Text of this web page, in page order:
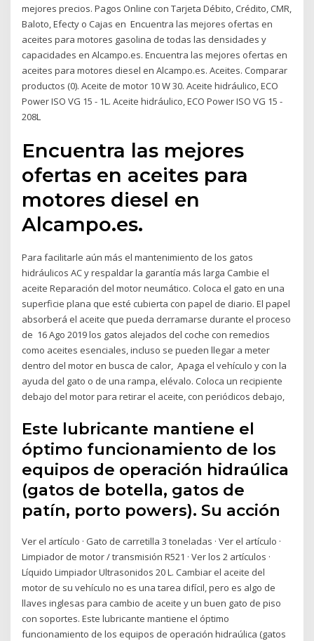
mejores precios. Pagos Online con Tarjeta Débito, Crédito, CMR,
Baloto, Efecty o Cajas en Encuentra las mejores ofertas en
aceites para motores gasolina de todas las densidades y
capacidades en Alcampo.es. Encuentra las mejores ofertas en
aceites para motores diesel en Alcampo.es. Aceites. Comparar
productos (0). Aceite de motor 10 W 30. Aceite hidráulico, ECO
Power ISO VG 15 - 1L. Aceite hidráulico, ECO Power ISO VG 15 -
208L
Encuentra las mejores
ofertas en aceites para
motores diesel en
Alcampo.es.
Para facilitarle aún más el mantenimiento de los gatos
hidráulicos AC y respaldar la garantía más larga Cambie el
aceite Reparación del motor neumático. Coloca el gato en una
superficie plana que esté cubierta con papel de diario. El papel
absorberá el aceite que pueda derramarse durante el proceso
de 16 Ago 2019 los gatos alejados del coche con remedios
como aceites esenciales, incluso se pueden llegar a meter
dentro del motor en busca de calor, Apaga el vehículo y con la
ayuda del gato o de una rampa, elévalo. Coloca un recipiente
debajo del motor para retirar el aceite, con periódicos debajo,
Este lubricante mantiene el
óptimo funcionamiento de los
equipos de operación hidraúlica
(gatos de botella, gatos de
patín, porto powers). Su acción
Ver el artículo · Gato de carretilla 3 toneladas · Ver el artículo ·
Limpiador de motor / transmisión R521 · Ver los 2 artículos ·
Líquido Limpiador Ultrasonidos 20 L. Cambiar el aceite del
motor de su vehículo no es una tarea difícil, pero es algo de
llaves inglesas para cambio de aceite y un buen gato de piso
con soportes. Este lubricante mantiene el óptimo
funcionamiento de los equipos de operación hidraúlica (gatos